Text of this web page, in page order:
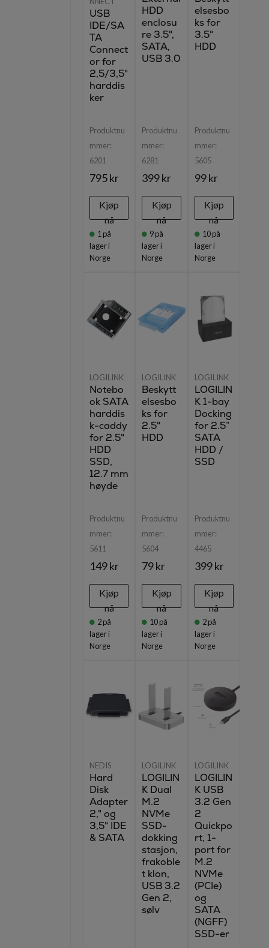
USB
IDE/SA
TA
Connect
or for
2,5/3,5"
harddis
ker
Produktnu
mmer:
6201
795 kr
Kjøp
nå
1 på
lager i
Norge
HDD
enclosu
re 3.5",
SATA,
USB 3.0
Produktnu
mmer:
6281
399 kr
Kjøp
nå
9på
lager i
Norge
elsesbo
ks for
3.5"
HDD
Produktnu
mmer:
5605
99 kr
Kjøp
nå
10 på
lager i
Norge
LOGILINK
Notebo
ok SATA
harddis
k-caddy
for 2.5"
HDD
SSD,
12.7 mm
høyde
Produktnu
mmer:
5611
149 kr
Kjøp
nå
2på
lager i
Norge
LOGILINK
Beskytt
elsesbo
ks for
2.5"
HDD
Produktnu
mmer:
5604
79 kr
Kjøp
nå
10på
lager i
Norge
LOGILINK
LOGILIN
K 1-bay
Docking
for 2.5”
SATA
HDD /
SSD
Produktnu
mmer:
4465
399 kr
Kjøp
nå
2 på
lager i
Norge
NEDIS
Hard
Disk
Adapter
2," og
3,5" IDE
& SATA
LOGILINK
LOGILIN
K Dual
M.2
NVMe
SSD-
dokking
stasjon,
frakoble
t klon,
USB 3.2
Gen 2,
sølv
LOGILINK
LOGILIN
K USB
3.2 Gen
2
Quickpo
rt, 1-
port for
M.2
NVMe
(PCIe)
og
SATA
(NGFF)
SSD-er